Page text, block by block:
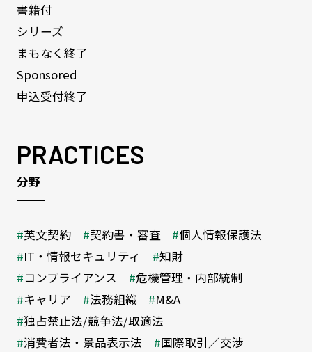
書籍付
シリーズ
まもなく終了
Sponsored
申込受付終了
PRACTICES
分野
英文契約 契約書・審査
個人情報保護法
IT・情報セキュリティ
知財
コンプライアンス
危機管理・内部統制
キャリア
法務組織
M&A
独占禁止法/競争法/取適法
消費者法・景品表示法
国際取引／交渉